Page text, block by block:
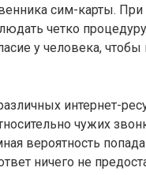
сим-карты.
четко
у человека,
интернет-
чужих
вероятность
ничего не